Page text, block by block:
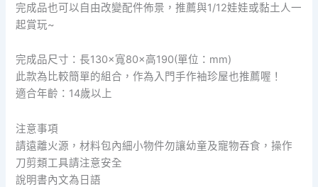
完成品也可以自由改變配件佈景，推薦與1/12娃娃或黏土人一
起賞玩~
完成品尺寸：長130×寬80×高190(單位：mm)
此款為比較簡單的組合，作為入門手作袖珍屋也推薦喔！
適合年齡：14歲以上
注意事項
請遠離火源，材料包內細小物件勿讓幼童及寵物吞食，操作
刀剪類工具請注意安全
說明書內文為日語